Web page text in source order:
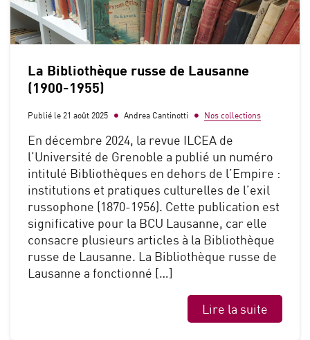
La Bibliothèque russe de Lausanne
(1900-1955)
Publié le 21 août 2025 Andrea Cantinotti Nos collections
En décembre 2024, la revue ILCEA de
l’Université de Grenoble a publié un numéro
intitulé Bibliothèques en dehors de l’Empire :
institutions et pratiques culturelles de l’exil
russophone (1870‑1956). Cette publication est
significative pour la BCU Lausanne, car elle
consacre plusieurs articles à la Bibliothèque
russe de Lausanne. La Bibliothèque russe de
Lausanne a fonctionné […]
Lire la suite